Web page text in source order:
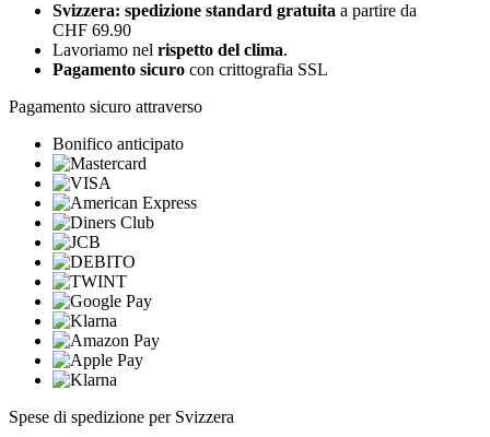
Svizzera: spedizione standard gratuita a partire da
CHF 69.90
Lavoriamo nel rispetto del clima.
Pagamento sicuro con crittografia SSL
Pagamento sicuro attraverso
Bonifico anticipato
Spese di spedizione per Svizzera